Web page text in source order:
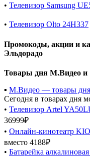
• Телевизор Samsung
• Телевизор Olto 24H337
Промокоды, акции и
Эльдорадо
Товары дня М.Видео и
▪️ М.Видео — товары дня
Сегодня в товарах дня
• Телевизор Artel
36999₽
• Онлайн-кинотеатр
вместо 4188₽
• Батарейка